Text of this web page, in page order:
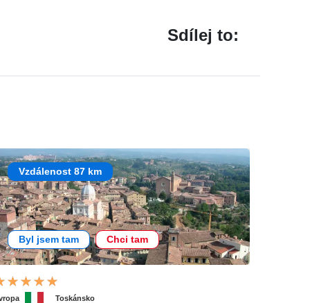
Sdílej to:
Vzdálenost 87 km
Byl jsem tam Chci tam
Toskánsko